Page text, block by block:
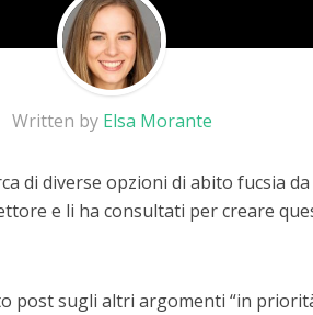
Written by Elsa Morante
di diverse opzioni di abito fucsia
e li ha consultati per creare
post sugli altri argomenti “in